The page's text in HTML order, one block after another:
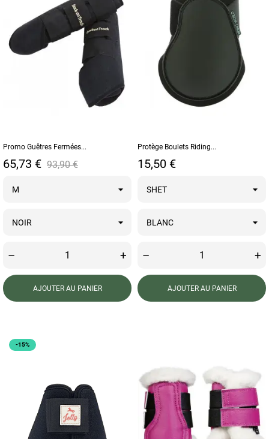
Promo Guêtres Fermées...
Prix
65,73 € Prix de base
93,90 €
– +
AJOUTER AU PANIER
Protège Boulets Riding...
Prix
15,50 €
– +
AJOUTER AU PANIER
-15%